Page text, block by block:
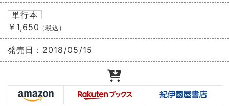
単行本
￥1,650 （税込）
発売日： 2018/05/15